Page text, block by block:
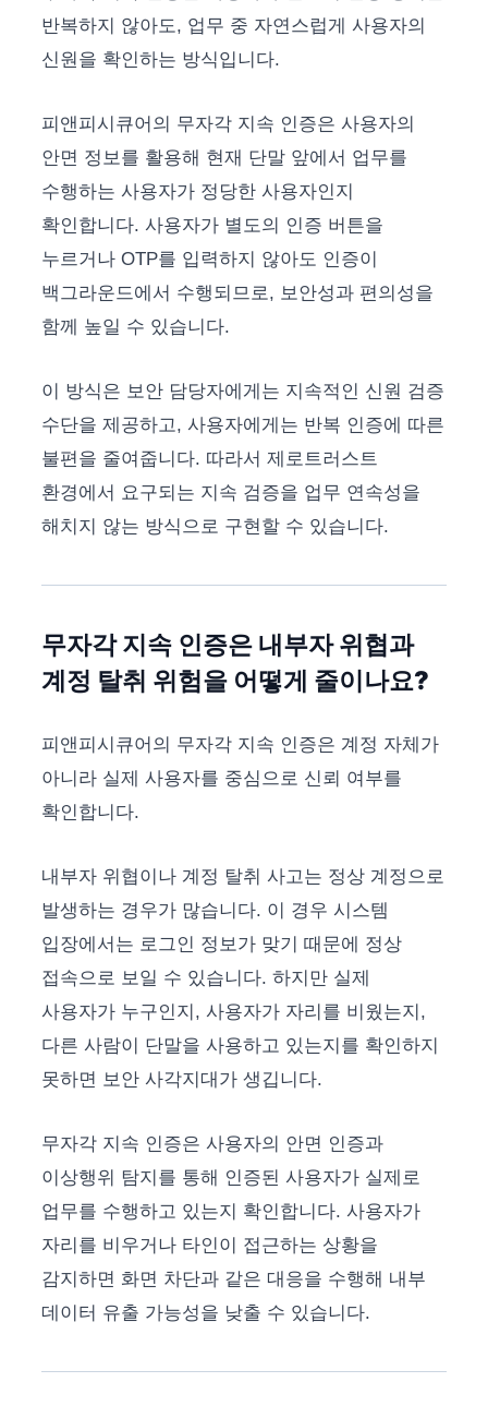
반복하지 않아도, 업무 중 자연스럽게 사용자의
신원을 확인하는 방식입니다.
피앤피시큐어의 무자각 지속 인증은 사용자의
안면 정보를 활용해 현재 단말 앞에서 업무를
수행하는 사용자가 정당한 사용자인지
확인합니다. 사용자가 별도의 인증 버튼을
누르거나 OTP를 입력하지 않아도 인증이
백그라운드에서 수행되므로, 보안성과 편의성을
함께 높일 수 있습니다.
이 방식은 보안 담당자에게는 지속적인 신원 검증
수단을 제공하고, 사용자에게는 반복 인증에 따른
불편을 줄여줍니다. 따라서 제로트러스트
환경에서 요구되는 지속 검증을 업무 연속성을
해치지 않는 방식으로 구현할 수 있습니다.
무자각 지속 인증은 내부자 위협과
계정 탈취 위험을 어떻게 줄이나요?
피앤피시큐어의 무자각 지속 인증은 계정 자체가
아니라 실제 사용자를 중심으로 신뢰 여부를
확인합니다.
내부자 위협이나 계정 탈취 사고는 정상 계정으로
발생하는 경우가 많습니다. 이 경우 시스템
입장에서는 로그인 정보가 맞기 때문에 정상
접속으로 보일 수 있습니다. 하지만 실제
사용자가 누구인지, 사용자가 자리를 비웠는지,
다른 사람이 단말을 사용하고 있는지를 확인하지
못하면 보안 사각지대가 생깁니다.
무자각 지속 인증은 사용자의 안면 인증과
이상행위 탐지를 통해 인증된 사용자가 실제로
업무를 수행하고 있는지 확인합니다. 사용자가
자리를 비우거나 타인이 접근하는 상황을
감지하면 화면 차단과 같은 대응을 수행해 내부
데이터 유출 가능성을 낮출 수 있습니다.